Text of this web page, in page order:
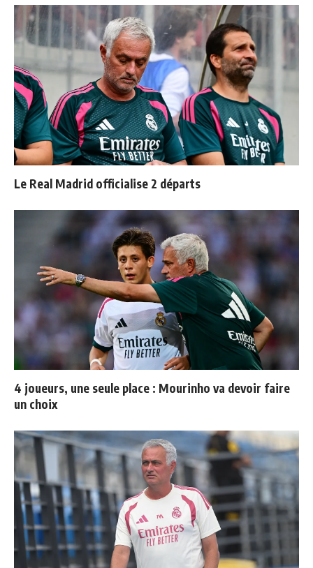
Le Real Madrid officialise 2 départs
4 joueurs, une seule place : Mourinho va devoir faire
un choix